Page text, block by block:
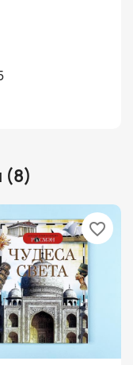
(8)
favorite_border